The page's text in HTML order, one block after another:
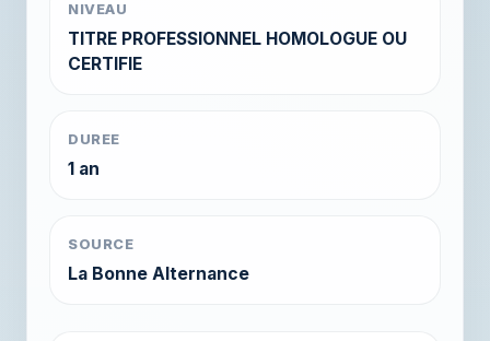
NIVEAU
TITRE PROFESSIONNEL HOMOLOGUE OU
CERTIFIE
DUREE
1 an
SOURCE
La Bonne Alternance